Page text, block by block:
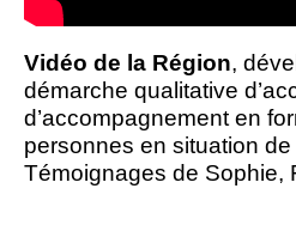
Vidéo de la Région,
démarche qualitative
d’accompagnement en
personnes en situation
Témoignages de Sophie,